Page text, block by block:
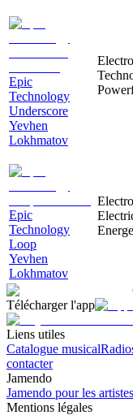
Epic
Technology
Underscore
Yevhen
Lokhmatov
Epic
Technology
Loop
Yevhen
Lokhmatov
Télécharger l'app
Liens utiles
Catalogue musical
contacter
Jamendo
Jamendo pour les artistes
Mentions légales